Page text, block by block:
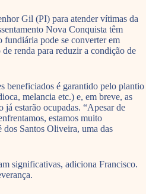
Gil (PI) para atender vítimas da
Nova Conquista têm
fundiária pode se converter em
renda para reduzir a condição de
beneficiados é garantido pelo plantio
melancia etc.) e, em breve, as
já estarão ocupadas. “Apesar de
estamos muito
dos Santos Oliveira, uma das
significativas, adiciona Francisco.